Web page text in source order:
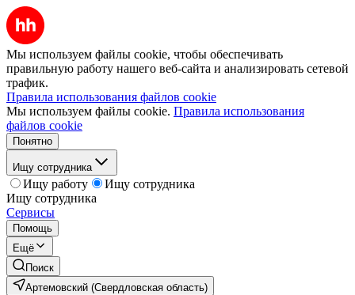
Мы используем файлы cookie, чтобы обеспечивать
правильную работу нашего веб-сайта и анализировать сетевой
трафик.
Правила использования файлов cookie
Мы используем файлы cookie. Правила использования
файлов cookie
Понятно
Ищу сотрудника
Ищу работу
Ищу сотрудника
Ищу сотрудника
Сервисы
Помощь
Ещё
Поиск
Артемовский (Свердловская область)